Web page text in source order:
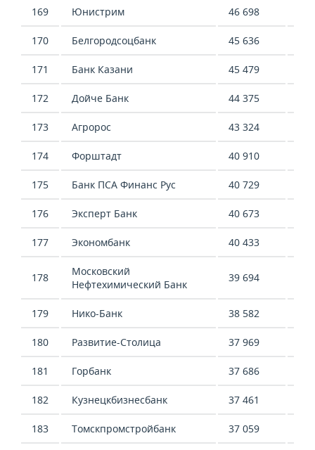
169 Юнистрим 46 698
170 Белгородсоцбанк 45 636
171 Банк Казани 45 479
172 Дойче Банк 44 375
173 Агророс 43 324
174 Форштадт 40 910
175 Банк ПСА Финанс Рус 40 729
176 Эксперт Банк 40 673
177 Экономбанк 40 433
178
Московский
Нефтехимический Банк
39 694
179 Нико-Банк 38 582
180 Развитие-Столица 37 969
181 Горбанк 37 686
182 Кузнецкбизнесбанк 37 461
183 Томскпромстройбанк 37 059